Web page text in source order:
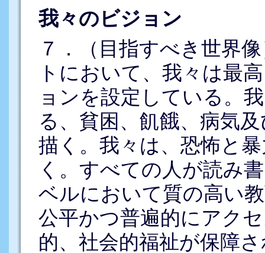
我々のビジョン
７．（目指すべき世界
トにおいて、我々は最
ョンを設定している。
る、貧困、飢餓、病気
描く。我々は、恐怖と
く。すべての人が読み
ベルにおいて質の高い
公平かつ普遍的にアク
的、社会的福祉が保障